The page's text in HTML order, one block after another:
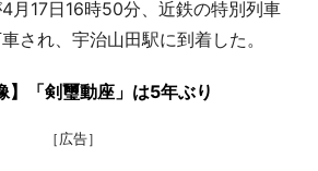
月17日16時50分、近鉄の特別列車
され、宇治山田駅に到着した。
】「剣璽動座」は5年ぶり
［広告］